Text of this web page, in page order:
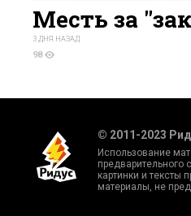
Месть за
3 ДНЯ НАЗАД
98
© 2011-2023
Использование
предварительного
картинки и тексты
материалы, не